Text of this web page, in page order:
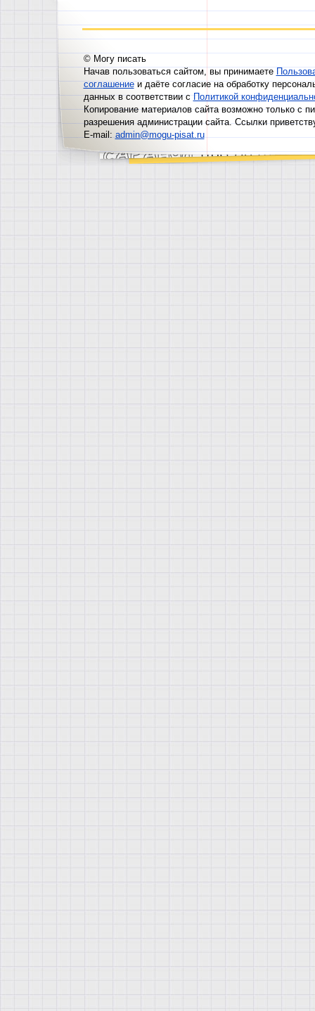
© Могу писать
Начав пользоваться сайтом, вы принимаете
соглашениеи даёте согласие на обработку
данных в соответствии сПолитикой
Копирование материалов сайта возможно только с
разрешения администрации сайта. Ссылки
E-mail:admin@mogu-pisat.ru